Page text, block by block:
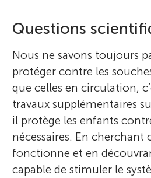
Questions
Nous ne savons toujours
protéger contre les
que celles en circulation,
travaux supplémentaires
il protège les enfants
nécessaires. En cherchant
fonctionne et en
capable de stimuler le